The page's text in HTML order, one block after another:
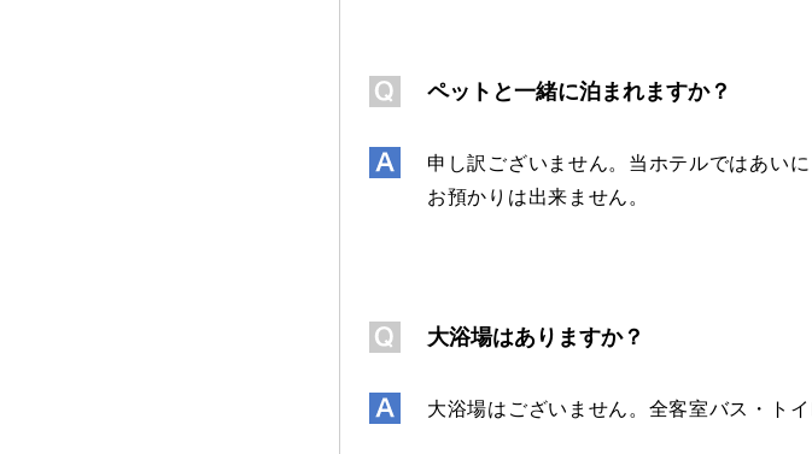
ペットと一緒に泊まれますか？
申し訳ございません。当ホテルではあい
お預かりは出来ません。
大浴場はありますか？
大浴場はございません。全客室バス・ト